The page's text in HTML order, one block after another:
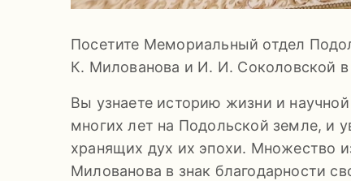
Посетите Мемориальный отдел
К. Милованова и И. И. Соколовской
Вы узнаете историю жизни и
многих лет на Подольской земле, и
хранящих дух их эпохи. Множество
Милованова в знак благодарности